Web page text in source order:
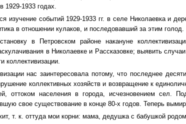
1929-1933 годах.
изучение событий 1929-1933 гг. в селе Николаевка и
в отношении кулаков, и последовавший за этим голод.
в Петровском районе накануне
в Николаевке и Рассказовке; выявить
коллективизации.
нас заинтересовала потому, что последнее
коллективных хозяйств и возвращение к
оттоком населения в города, исчезновением сел.
свое существование в конце 80-х годов. Теперь
т. к. оттуда мои корни: мама, дедушка с бабушкой